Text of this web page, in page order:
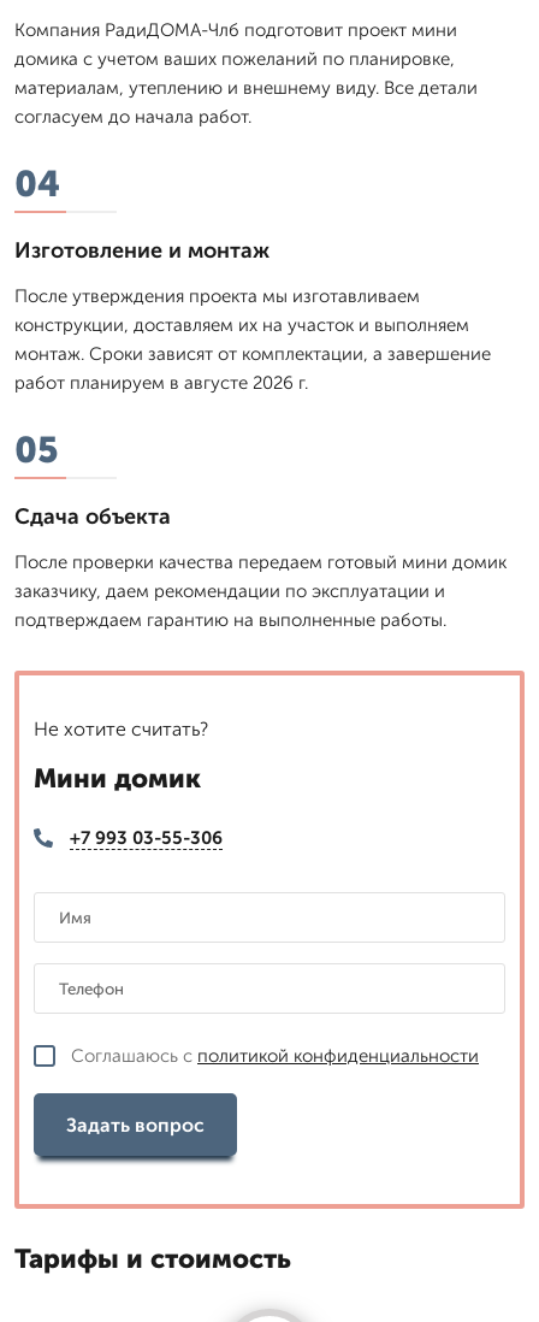
Компания РадиДОМА-Члб подготовит проект мини
домика с учетом ваших пожеланий по планировке,
материалам, утеплению и внешнему виду. Все детали
согласуем до начала работ.
04
Изготовление и монтаж
После утверждения проекта мы изготавливаем
конструкции, доставляем их на участок и выполняем
монтаж. Сроки зависят от комплектации, а завершение
работ планируем в августе 2026 г.
05
Сдача объекта
После проверки качества передаем готовый мини домик
заказчику, даем рекомендации по эксплуатации и
подтверждаем гарантию на выполненные работы.
Не хотите считать?
Мини домик
+7 993 03-55-306
Соглашаюсь с политикой конфиденциальности
Задать вопрос
Тарифы и стоимость